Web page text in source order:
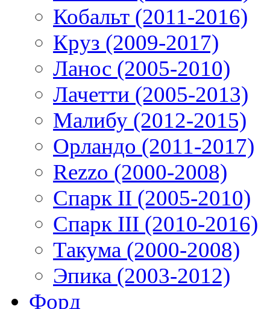
Кобальт (2011-2016)
Круз (2009-2017)
Ланос (2005-2010)
Лачетти (2005-2013)
Малибу (2012-2015)
Орландо (2011-2017)
Rezzo (2000-2008)
Спарк II (2005-2010)
Спарк III (2010-2016)
Такума (2000-2008)
Эпика (2003-2012)
Форд